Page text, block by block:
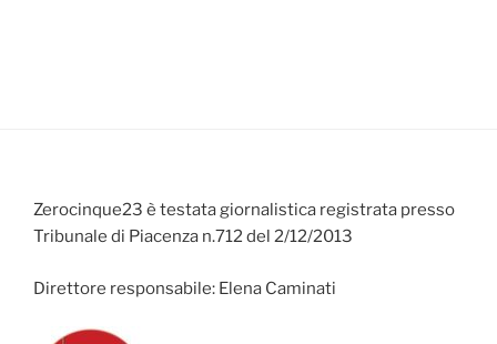
Zerocinque23 è testata giornalistica registrata presso
Tribunale di Piacenza n.712 del 2/12/2013
Direttore responsabile: Elena Caminati